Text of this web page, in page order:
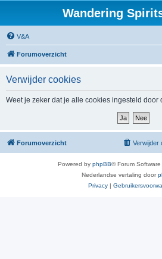
Wandering
V&A
Forumoverzicht
Verwijder cookies
Weet je zeker dat je alle cookies ingesteld door
Forumoverzicht Verwijder
Powered by phpBB® Forum
Nederlandse vertaling door
Privacy |